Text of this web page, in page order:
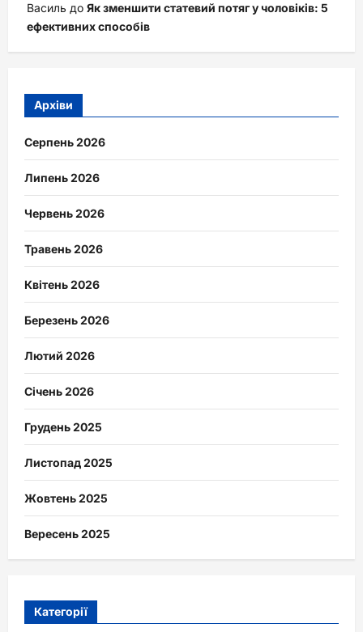
Василь до Як зменшити статевий потяг у чоловіків: 5
ефективних способів
Архіви
Серпень 2026
Липень 2026
Червень 2026
Травень 2026
Квітень 2026
Березень 2026
Лютий 2026
Січень 2026
Грудень 2025
Листопад 2025
Жовтень 2025
Вересень 2025
Категорії